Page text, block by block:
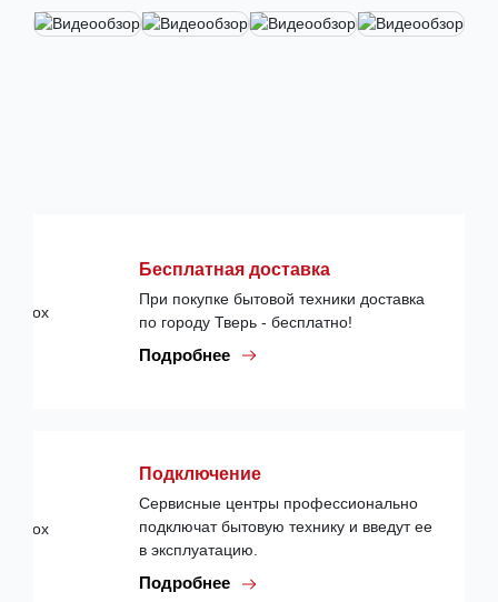
Бесплатная доставка
При покупке бытовой техники доставка
по городу Тверь - бесплатно!
Подробнее
Подключение
Сервисные центры профессионально
подключат бытовую технику и введут ее
в эксплуатацию.
Подробнее